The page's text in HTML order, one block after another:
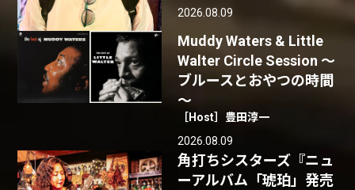
2026.08.09
Muddy Waters & Little
Walter Circle Session ～
ブルースとおやつの時間
～
［Host］豊田淳一
2026.08.09
角打ちシスターズ『ニュ
ーアルバム「琥珀」発売